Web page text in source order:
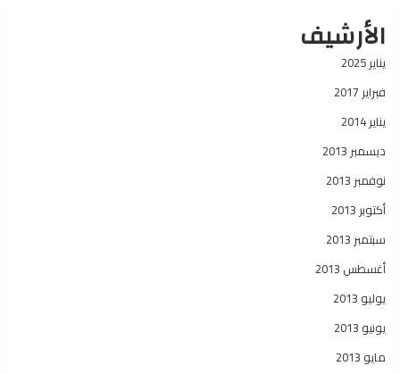
الأرشيف
يناير 2025
فبراير 2017
يناير 2014
ديسمبر 2013
نوفمبر 2013
أكتوبر 2013
سبتمبر 2013
أغسطس 2013
يوليو 2013
يونيو 2013
مايو 2013